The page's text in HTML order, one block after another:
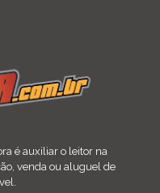
é auxiliar o leitor na
venda ou aluguel de